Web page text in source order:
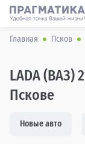
Главная Псков
LADA (ВАЗ)
Пскове
Новые авто